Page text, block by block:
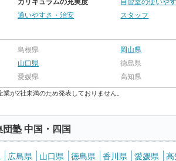
カリキュラムの充実度
自習室の使いや
通いやすさ・治安
スタッフ
島根県
岡山県
山口県
徳島県
愛媛県 高知県
が2社未満のため発表しておりません。
塾 中国・四国
広島県 山口県 徳島県 香川県 愛媛県 高